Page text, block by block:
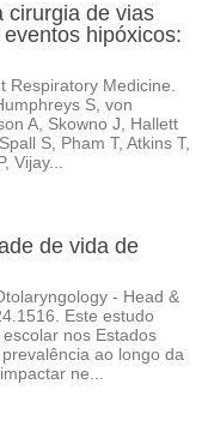
cirurgia de vias
hipóxicos:
Medicine.
S, von
A, Skowno J, Hallett
S, Pham T, Atkins T,
Vijay...
de vida de
- Head &
Este estudo
nos Estados
ao longo da
ne...